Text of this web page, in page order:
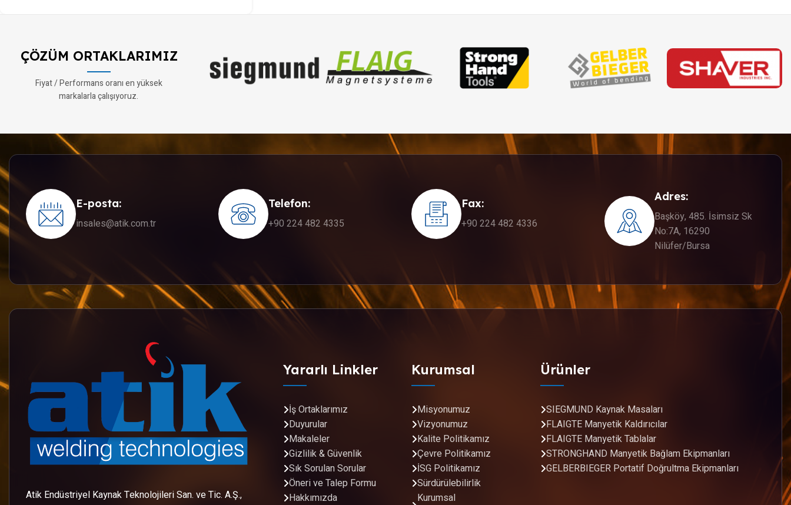
ÇÖZÜM ORTAKLARIMIZ
Fiyat / Performans oranı en yüksek
markalarla çalışıyoruz.
E-posta:
insales@atik.com.tr
Telefon:
+90 224 482 4335
Fax:
+90 224 482 4336
Adres:
Başköy, 485. İsimsiz Sk
No:7A, 16290
Nilüfer/Bursa
Atik Endüstriyel Kaynak Teknolojileri San. ve Tic. A.Ş.,
Yararlı Linkler
İş Ortaklarımız
Duyurular
Makaleler
Gizlilik & Güvenlik
Sık Sorulan Sorular
Öneri ve Talep Formu
Hakkımızda
Kurumsal
Misyonumuz
Vizyonumuz
Kalite Politikamız
Çevre Politikamız
İSG Politikamız
Sürdürülebilirlik
Kurumsal
Ürünler
SIEGMUND Kaynak Masaları
FLAIGTE Manyetik Kaldırıcılar
FLAIGTE Manyetik Tablalar
STRONGHAND Manyetik Bağlam Ekipmanları
GELBERBIEGER Portatif Doğrultma Ekipmanları